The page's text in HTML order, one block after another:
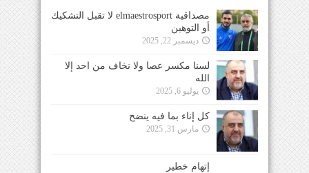
مصداقية elmaestrosport لا تقبل التشكيك
أو التوهين
ديسمبر 22, 2025
لسنا مكسر عصا ولا نخاف من احد إلا
الله
يوليو 6, 2025
كل إناء بما فيه ينضح
مارس 31, 2025
إتهام خطير